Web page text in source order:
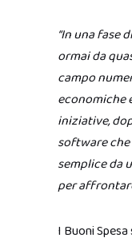
“In una fase
ormai da
campo
economiche
iniziative,
software
semplice da
per
I Buoni